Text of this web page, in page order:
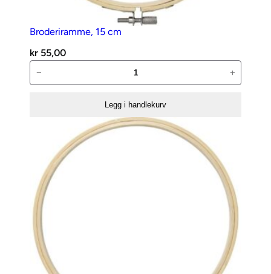
Broderiramme, 15 cm
kr 55,00
15
− +
Legg i handlekurv